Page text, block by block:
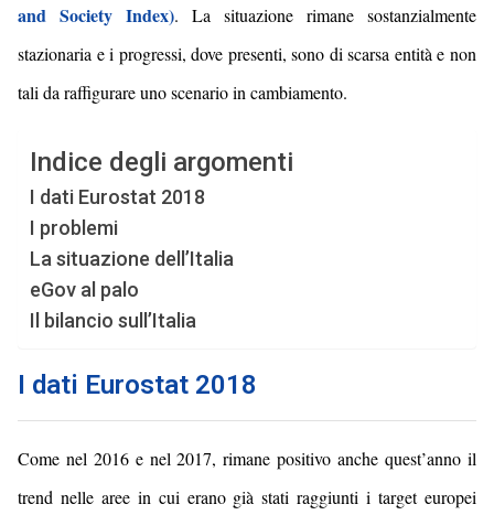
and Society Index). La situazione rimane sostanzialmente
stazionaria e i progressi, dove presenti, sono di scarsa entità e non
tali da raffigurare uno scenario in cambiamento.
Indice degli argomenti
I dati Eurostat 2018
I problemi
La situazione dell’Italia
eGov al palo
Il bilancio sull’Italia
I dati Eurostat 2018
Come nel 2016 e nel 2017, rimane positivo anche quest’anno il
trend nelle aree in cui erano già stati raggiunti i target europei